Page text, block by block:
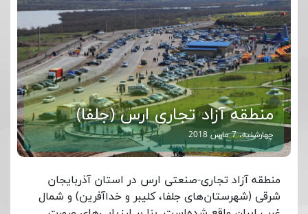
منطقه آزاد تجاری ارس (جلفا)
چهارشنبه، 7 مارس 2018
منطقه آزاد تجاری-صنعتی ارس در استان آذربایجان
شرقی (شهرستان‌های جلفا، کلیبر و خداآفرین) و شمال